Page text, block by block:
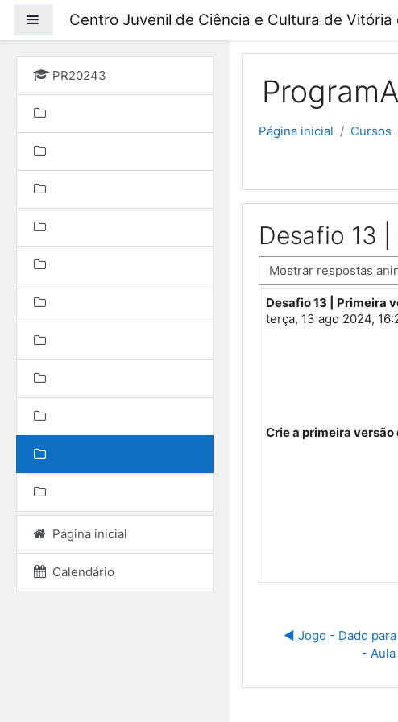
Painel lateral
Centro Juvenil de Ciência e Cultura de Vitória
PR20243
Página inicial
Calendário
Página inicial Cursos
Desafio 13
Modo de visualização
Desafio 13 | Primeira
terça, 13 ago 2024,
Número de respostas:
Crie a primeira
◀︎ Jogo - Dado
-